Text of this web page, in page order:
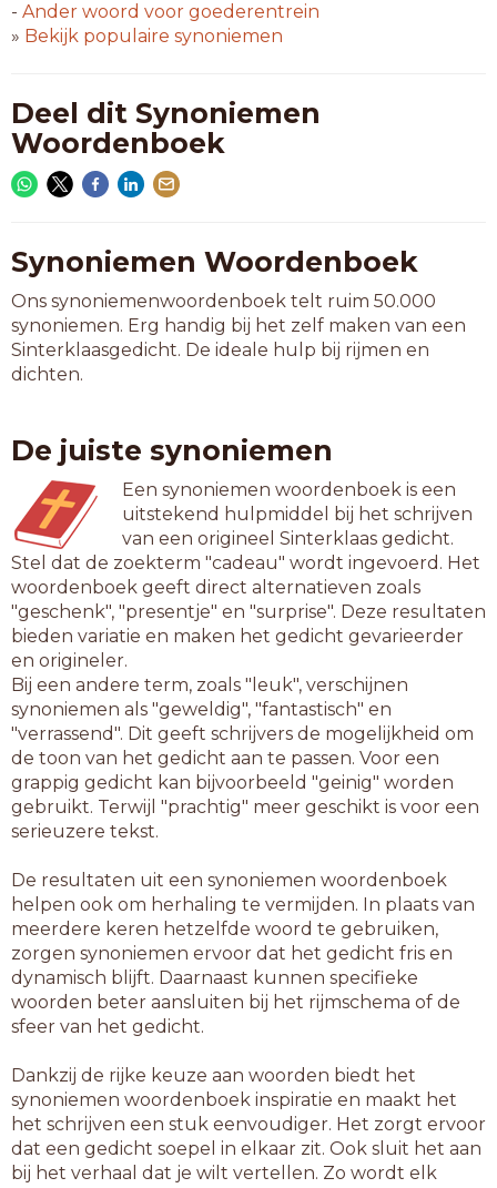
- Ander woord voor goederentrein
» Bekijk populaire synoniemen
Deel dit Synoniemen
Woordenboek
Synoniemen Woordenboek
Ons synoniemenwoordenboek telt ruim 50.000
synoniemen. Erg handig bij het zelf maken van een
Sinterklaasgedicht. De ideale hulp bij rijmen en
dichten.
De juiste synoniemen
Een synoniemen woordenboek is een
uitstekend hulpmiddel bij het schrijven
van een origineel Sinterklaas gedicht.
Stel dat de zoekterm "cadeau" wordt ingevoerd. Het
woordenboek geeft direct alternatieven zoals
"geschenk", "presentje" en "surprise". Deze resultaten
bieden variatie en maken het gedicht gevarieerder
en origineler.
Bij een andere term, zoals "leuk", verschijnen
synoniemen als "geweldig", "fantastisch" en
"verrassend". Dit geeft schrijvers de mogelijkheid om
de toon van het gedicht aan te passen. Voor een
grappig gedicht kan bijvoorbeeld "geinig" worden
gebruikt. Terwijl "prachtig" meer geschikt is voor een
serieuzere tekst.
De resultaten uit een synoniemen woordenboek
helpen ook om herhaling te vermijden. In plaats van
meerdere keren hetzelfde woord te gebruiken,
zorgen synoniemen ervoor dat het gedicht fris en
dynamisch blijft. Daarnaast kunnen specifieke
woorden beter aansluiten bij het rijmschema of de
sfeer van het gedicht.
Dankzij de rijke keuze aan woorden biedt het
synoniemen woordenboek inspiratie en maakt het
het schrijven een stuk eenvoudiger. Het zorgt ervoor
dat een gedicht soepel in elkaar zit. Ook sluit het aan
bij het verhaal dat je wilt vertellen. Zo wordt elk